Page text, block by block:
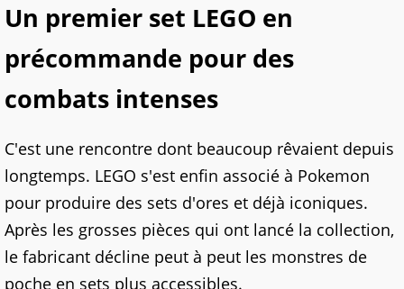
Un premier set LEGO en
précommande pour des
combats intenses
C'est une rencontre dont beaucoup rêvaient depuis
longtemps. LEGO s'est enfin associé à Pokemon
pour produire des sets d'ores et déjà iconiques.
Après les grosses pièces qui ont lancé la collection,
le fabricant décline peut à peut les monstres de
poche en sets plus accessibles.